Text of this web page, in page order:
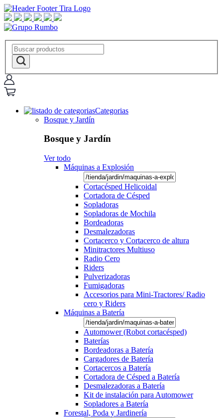
Categorias
Bosque y Jardín
Bosque y Jardín
Ver todo
Máquinas a Explosión
Cortacésped Helicoidal
Cortadora de Césped
Sopladoras
Sopladoras de Mochila
Bordeadoras
Desmalezadoras
Cortacerco y Cortacerco de altura
Minitractores Multiuso
Radio Cero
Riders
Pulverizadoras
Fumigadoras
Accesorios para Mini-Tractores/ Radio
cero y Riders
Máquinas a Batería
Automower (Robot cortacésped)
Baterías
Bordeadoras a Batería
Cargadores de Batería
Cortacercos a Batería
Cortadora de Césped a Batería
Desmalezadoras a Batería
Kit de instalación para Automower
Sopladores a Batería
Forestal, Poda y Jardinería